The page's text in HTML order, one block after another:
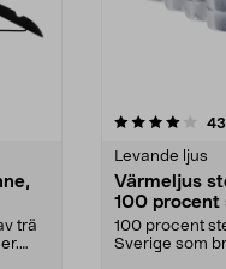
trä
Levande ljus
Värmeljus
100 procent
100 procent
Sverige som